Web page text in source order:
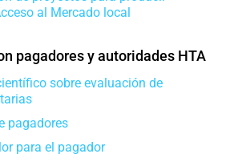
al Mercado local
pagadores y autoridades HTA
sobre evaluación de
pagadores
para el pagador